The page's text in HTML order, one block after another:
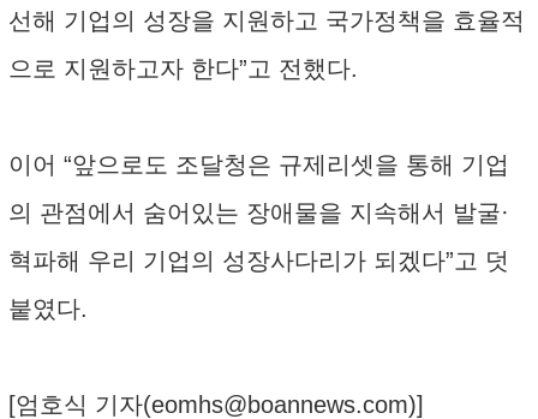
선해 기업의 성장을 지원하고 국가정책을 효율적
으로 지원하고자 한다”고 전했다.
이어 “앞으로도 조달청은 규제리셋을 통해 기업
의 관점에서 숨어있는 장애물을 지속해서 발굴·
혁파해 우리 기업의 성장사다리가 되겠다”고 덧
붙였다.
[엄호식 기자(eomhs@boannews.com)]